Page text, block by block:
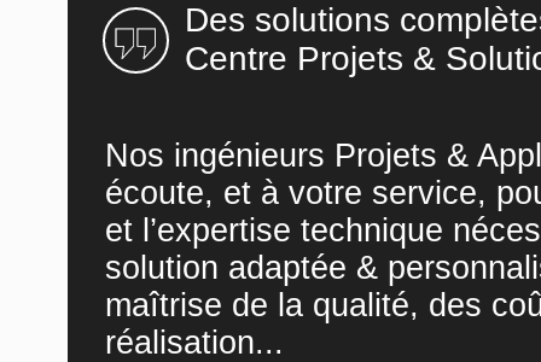
Des solutions
Centre Projets &
Nos ingénieurs Projets &
écoute, et à votre service,
et l’expertise technique
solution adaptée &
maîtrise de la qualité, des
réalisation...